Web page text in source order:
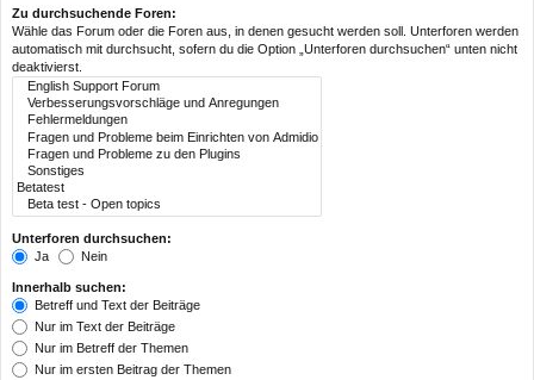
Zu durchsuchende Foren:
Wähle das Forum oder die Foren aus, in denen gesucht werden soll. Unterforen werden
automatisch mit durchsucht, sofern du die Option „Unterforen durchsuchen“ unten nicht
deaktivierst.
Unterforen durchsuchen:
Ja
Nein
Innerhalb suchen:
Betreff und Text der Beiträge
Nur im Text der Beiträge
Nur im Betreff der Themen
Nur im ersten Beitrag der Themen